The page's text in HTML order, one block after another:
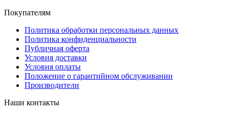
Покупателям
Политика обработки персональных данных
Политика конфиденциальности
Публичная оферта
Условия доставки
Условия оплаты
Положение о гарантийном обслуживании
Производители
Наши контакты